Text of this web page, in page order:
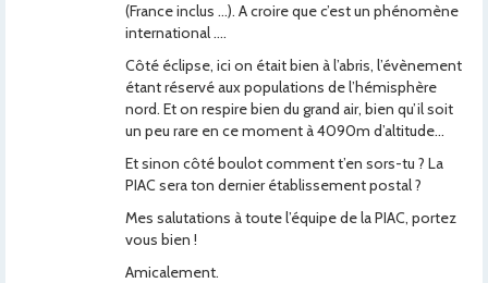
(France inclus …). A croire que c’est un phénomène
international ….
Côté éclipse, ici on était bien à l’abris, l’évènement
étant réservé aux populations de l’hémisphère
nord. Et on respire bien du grand air, bien qu’il soit
un peu rare en ce moment à 4090m d’altitude…
Et sinon côté boulot comment t’en sors-tu ? La
PIAC sera ton dernier établissement postal ?
Mes salutations à toute l’équipe de la PIAC, portez
vous bien !
Amicalement.